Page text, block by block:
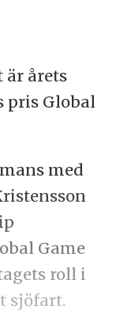
är årets
pris Global
med
Game
roll i
sjöfart.